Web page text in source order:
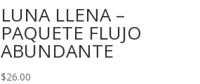
LUNA LLENA –
PAQUETE FLUJO
ABUNDANTE
$26.00